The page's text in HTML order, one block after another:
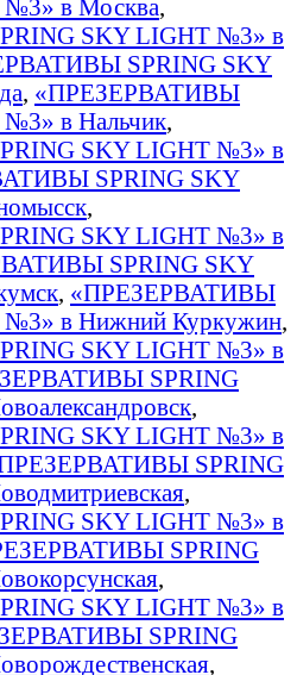
№3» в Москва,
SKY LIGHT №3» в
SPRING SKY
, «ПРЕЗЕРВАТИВЫ
в Нальчик,
SKY LIGHT №3» в
SPRING SKY
,
SKY LIGHT №3» в
SPRING SKY
, «ПРЕЗЕРВАТИВЫ
№3» в Нижний Куркужин,
SKY LIGHT №3» в
SPRING
,
SKY LIGHT №3» в
SPRING
,
SKY LIGHT №3» в
SPRING
,
SKY LIGHT №3» в
SPRING
,